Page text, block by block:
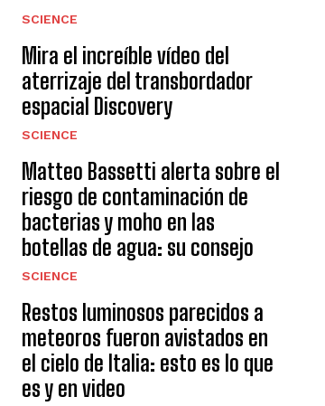
SCIENCE
Mira el increíble vídeo del
aterrizaje del transbordador
espacial Discovery
SCIENCE
Matteo Bassetti alerta sobre el
riesgo de contaminación de
bacterias y moho en las
botellas de agua: su consejo
SCIENCE
Restos luminosos parecidos a
meteoros fueron avistados en
el cielo de Italia: esto es lo que
es y en video